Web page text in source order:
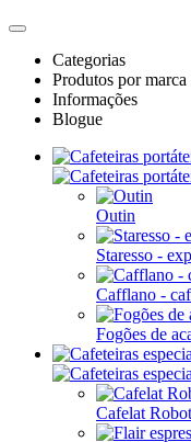
Categorias
Produtos por marca
Informações
Blogue
Outin
Staresso -
Cafflano -
Fogões de
Cafelat Robot